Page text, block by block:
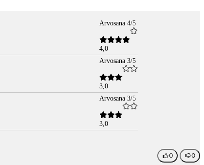
Arvosana 4/5
4,0
Arvosana 3/5
3,0
Arvosana 3/5
3,0
0 0